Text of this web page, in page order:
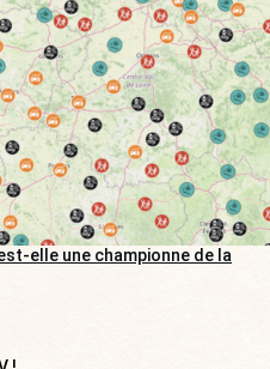
elle une championne de la